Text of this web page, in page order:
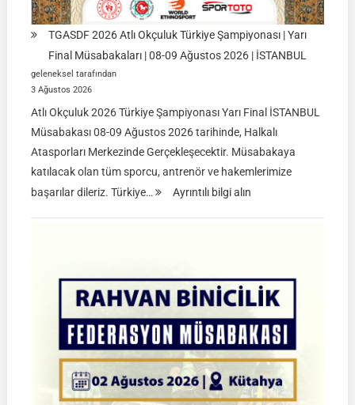
TGASDF 2026 Atlı Okçuluk Türkiye Şampiyonası | Yarı
Final Müsabakaları | 08-09 Ağustos 2026 | İSTANBUL
geleneksel tarafından
3 Ağustos 2026
Atlı Okçuluk 2026 Türkiye Şampiyonası Yarı Final İSTANBUL
Müsabakası 08-09 Ağustos 2026 tarihinde, Halkalı
Atasporları Merkezinde Gerçekleşecektir. Müsabakaya
katılacak olan tüm sporcu, antrenör ve hakemlerimize
başarılar dileriz. Türkiye…
Ayrıntılı bilgi alın:
Türkiye
Şampiyonası
Yarı
Final
Müsabakaları